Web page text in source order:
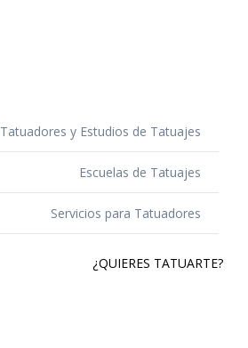
Tatuadores y Estudios de Tatuajes
Escuelas de Tatuajes
Servicios para Tatuadores
¿QUIERES TATUARTE?